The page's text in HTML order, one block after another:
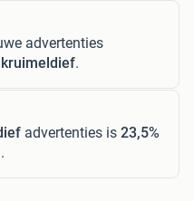
advertenties
.
advertenties is 23,5%